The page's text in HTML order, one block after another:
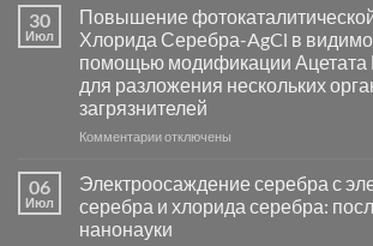
Пламенный
синтез
катализаторов
и
сенсоров
на
основе
группы
30
Июл
Повышение
Хлорида Серебра-AgCl в
помощью модификации Ацетата
для разложения нескольких
загрязнителей
Комментариик
фотокаталитической
активности
Хлорида
отключены
06
Июл
Электроосаждение серебра с
серебра и хлорида серебра:
нанонауки